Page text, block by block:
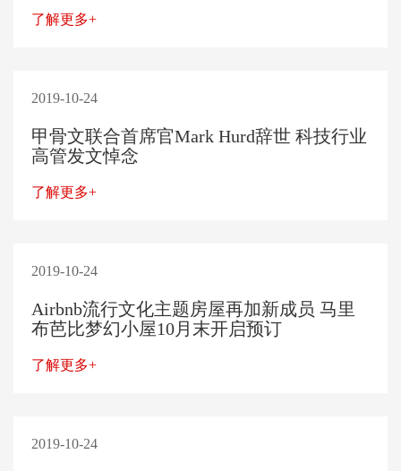
了解更多+
2019-10-24
甲骨文联合首席官Mark Hurd辞世 科技行业
高管发文悼念
了解更多+
2019-10-24
Airbnb流行文化主题房屋再加新成员 马里
布芭比梦幻小屋10月末开启预订
了解更多+
2019-10-24